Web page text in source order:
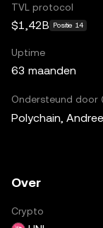
TVL protocol
$1,42B Positie 14
Uptime
63 maanden
Ondersteund door
Polychain,
Over
Crypto